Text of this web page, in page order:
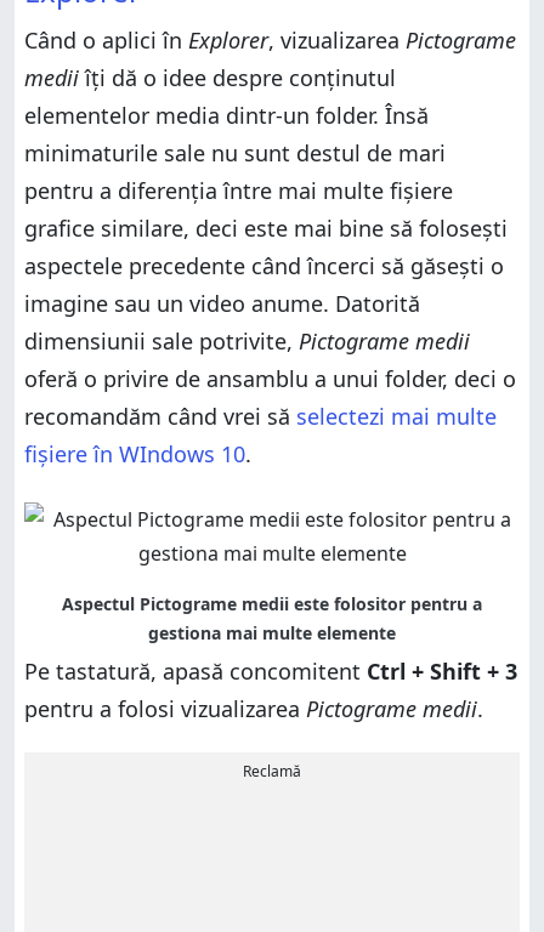
Când o aplici în Explorer, vizualizarea Pictograme
mediiîți dă o idee despre conținutul
elementelor media dintr-un folder. Însă
minimaturile sale nu sunt destul de mari
pentru a diferenția între mai multe fișiere
grafice similare, deci este mai bine să folosești
aspectele precedente când încerci să găsești o
imagine sau un video anume. Datorită
dimensiunii sale potrivite, Pictograme medii
oferă o privire de ansamblu a unui folder, deci o
recomandăm când vrei să selectezi mai multe
fișiere în WIndows 10.
Pe tastatură, apasă concomitent Ctrl + Shift + 3
pentru a folosi vizualizarea Pictograme medii.
Reclamă